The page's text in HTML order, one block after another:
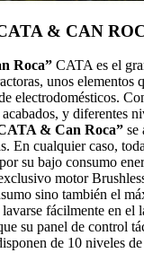
& CAN
Roca” CATA es el
unos elementos
electrodomésticos.
y diferentes
& Can Roca” se
En cualquier caso,
su bajo consumo
motor
sino también el
fácilmente en el
su panel de control
de 10 niveles